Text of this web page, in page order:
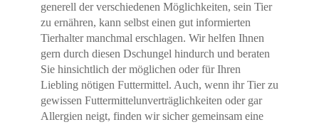
generell der verschiedenen Möglichkeiten, sein Tier
zu ernähren, kann selbst einen gut informierten
Tierhalter manchmal erschlagen. Wir helfen Ihnen
gern durch diesen Dschungel hindurch und beraten
Sie hinsichtlich der möglichen oder für Ihren
Liebling nötigen Futtermittel. Auch, wenn ihr Tier zu
gewissen Futtermittelunverträglichkeiten oder gar
Allergien neigt, finden wir sicher gemeinsam eine